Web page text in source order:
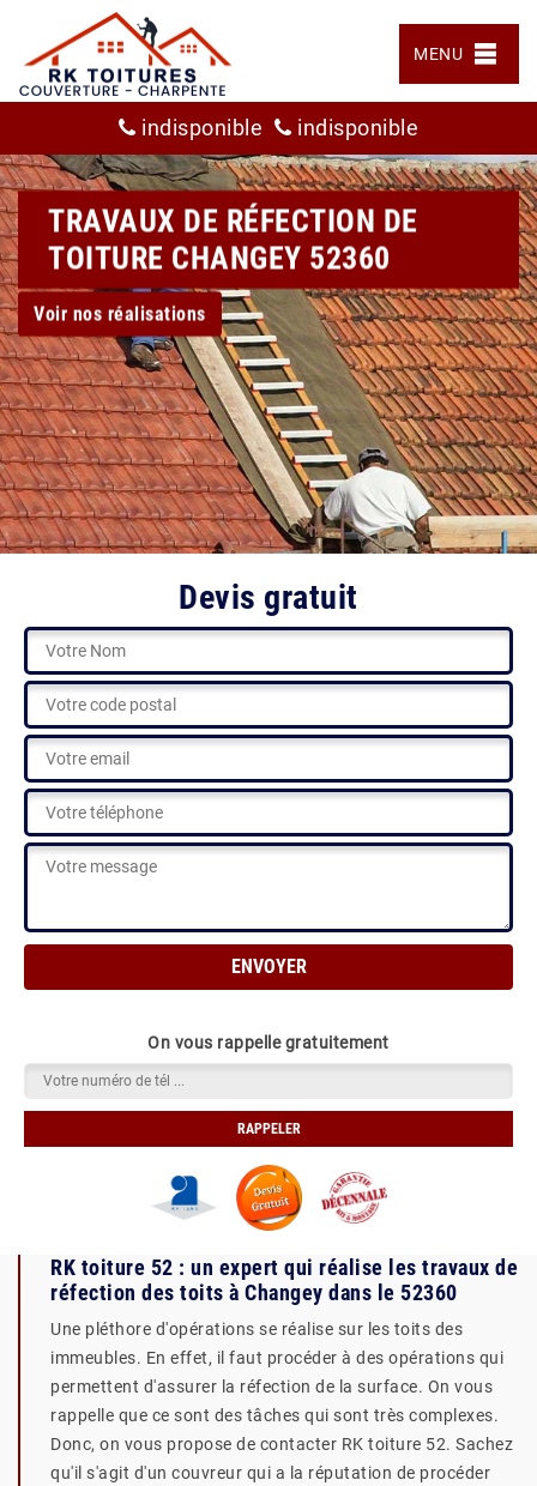
MENU
indisponible indisponible
TRAVAUX DE RÉFECTION DE
TOITURE CHANGEY 52360
Voir nos réalisations
Devis gratuit
On vous rappelle gratuitement
RK toiture 52 : un expert qui réalise les travaux de
réfection des toits à Changey dans le 52360
Une pléthore d'opérations se réalise sur les toits des
immeubles. En effet, il faut procéder à des opérations qui
permettent d'assurer la réfection de la surface. On vous
rappelle que ce sont des tâches qui sont très complexes.
Donc, on vous propose de contacter RK toiture 52. Sachez
qu'il s'agit d'un couvreur qui a la réputation de procéder